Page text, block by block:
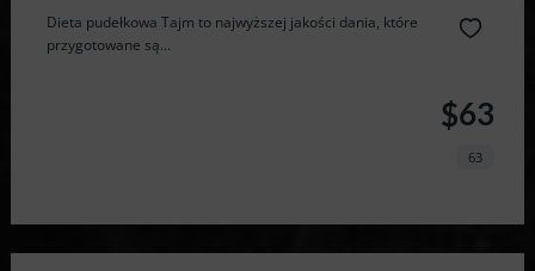
Dieta pudełkowa Tajm to najwyższej jakości dania, które
przygotowane są...
$63
63